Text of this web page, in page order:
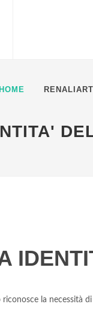
HOME RENALIART
riconosce la necessità